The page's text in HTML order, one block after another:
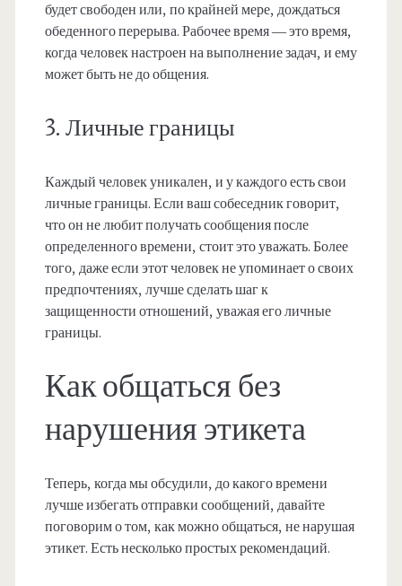
будет свободен или, по крайней мере, дождаться
обеденного перерыва. Рабочее время — это время,
когда человек настроен на выполнение задач, и ему
может быть не до общения.
3. Личные границы
Каждый человек уникален, и у каждого есть свои
личные границы. Если ваш собеседник говорит,
что он не любит получать сообщения после
определенного времени, стоит это уважать. Более
того, даже если этот человек не упоминает о своих
предпочтениях, лучше сделать шаг к
защищенности отношений, уважая его личные
границы.
Как общаться без
нарушения этикета
Теперь, когда мы обсудили, до какого времени
лучше избегать отправки сообщений, давайте
поговорим о том, как можно общаться, не нарушая
этикет. Есть несколько простых рекомендаций.